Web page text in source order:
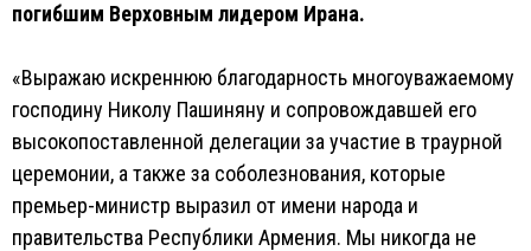
погибшим Верховным лидером Ирана.
«Выражаю искреннюю благодарность многоуважаемому
господину Николу Пашиняну и сопровождавшей его
высокопоставленной делегации за участие в траурной
церемонии, а также за соболезнования, которые
премьер-министр выразил от имени народа и
правительства Республики Армения. Мы никогда не